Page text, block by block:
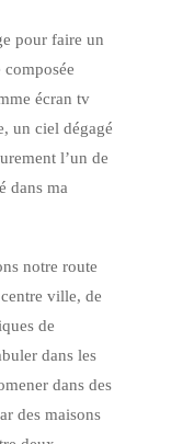
pour faire un
composée
écran tv
un ciel dégagé
l’un de
dans ma
notre route
ville, de
de
dans les
dans des
des maisons